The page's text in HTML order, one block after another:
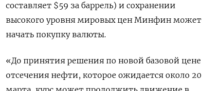
составляет $59 за баррель) и сохранении
высокого уровня мировых цен Минфин может
начать покупку валюты.
«До принятия решения по новой базовой цене
отсечения нефти, которое ожидается около 20